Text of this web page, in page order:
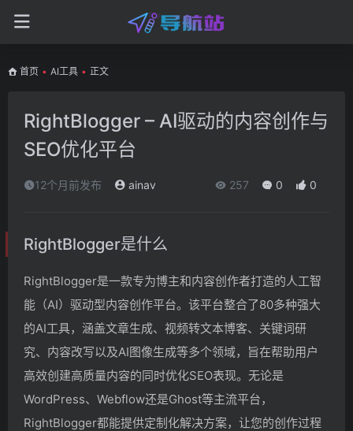
首页 • AI工具 • 正文
RightBlogger – AI驱动的内容创作与
SEO优化平台
12个月前发布 ainav 257 0 0
RightBlogger是什么
RightBlogger是一款专为博主和内容创作者打造的人工智
能（AI）驱动型内容创作平台。该平台整合了80多种强大
的AI工具，涵盖文章生成、视频转文本博客、关键词研
究、内容改写以及AI图像生成等多个领域，旨在帮助用户
高效创建高质量内容的同时优化SEO表现。无论是
WordPress、Webflow还是Ghost等主流平台，
RightBlogger都能提供定制化解决方案，让您的创作过程